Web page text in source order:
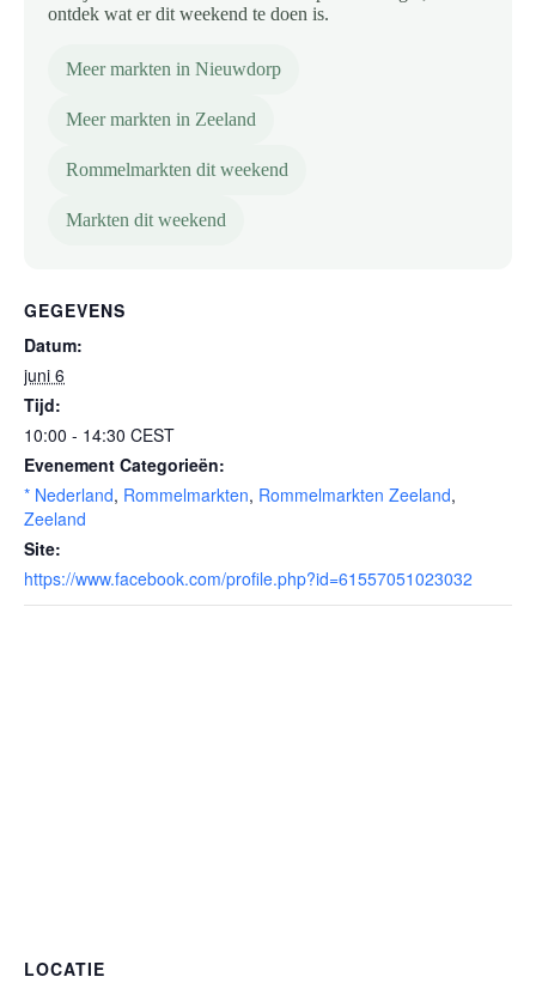
ontdek wat er dit weekend te doen is.
Meer markten in Nieuwdorp
Meer markten in Zeeland
Rommelmarkten dit weekend
Markten dit weekend
GEGEVENS
Datum:
juni 6
Tijd:
10:00 - 14:30 CEST
Evenement Categorieën:
* Nederland, Rommelmarkten, Rommelmarkten Zeeland,
Zeeland
Site:
https://www.facebook.com/profile.php?id=61557051023032
LOCATIE